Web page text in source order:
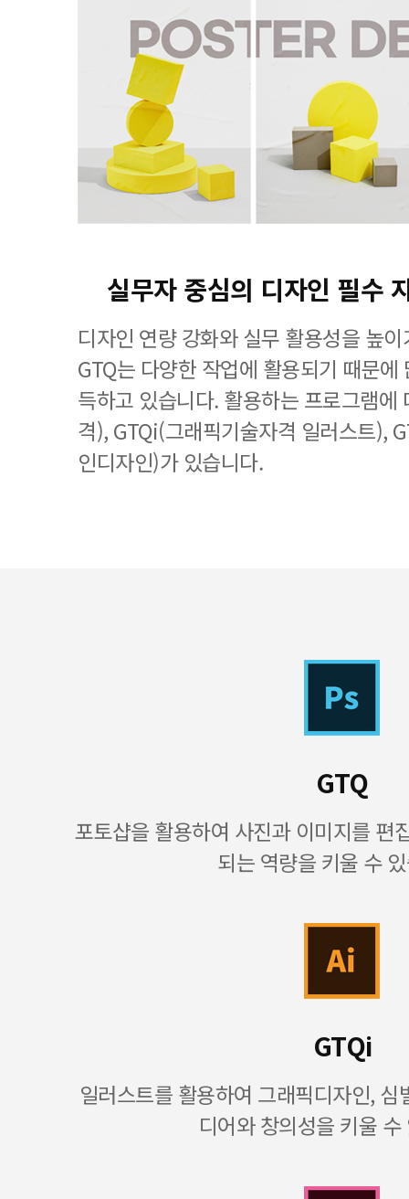
실무자 중심의 디자인 필수
디자인 연량 강화와 실무 활용성을 높
GTQ는 다양한 작업에 활용되기 때문
득하고 있습니다. 활용하는 프로그램에
격), GTQi(그래픽기술자격 일러스트),
인디자인)가 있습니다.
GTQ
포토샵을 활용하여 사진과 이미지를 편
되는 역량을 키울 수
GTQi
일러스트를 활용하여 그래픽디자인,
디어와 창의성을 키울 수